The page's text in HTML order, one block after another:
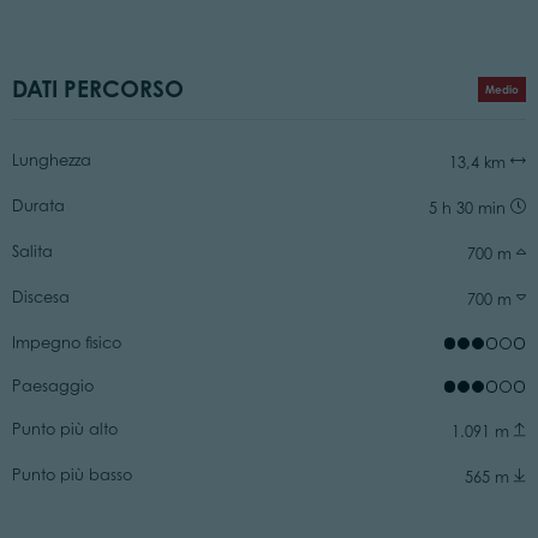
DATI PERCORSO Medio
Lunghezza 13,4 km
Durata 5 h 30 min
Salita 700 m
Discesa 700 m
Impegno fisico
Paesaggio
Punto più alto 1.091 m
Punto più basso 565 m